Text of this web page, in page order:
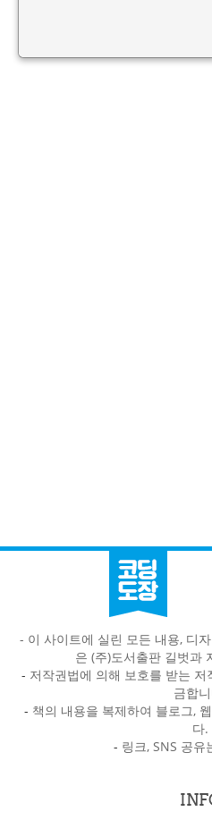
- 이 사이트에 실린 모든 내용, 디
은 (주)도서출판 길벗과
- 저작권법에 의해 보호를 받는
금합
- 책의 내용을 복제하여 블로그,
다.
- 링크, SNS 공유